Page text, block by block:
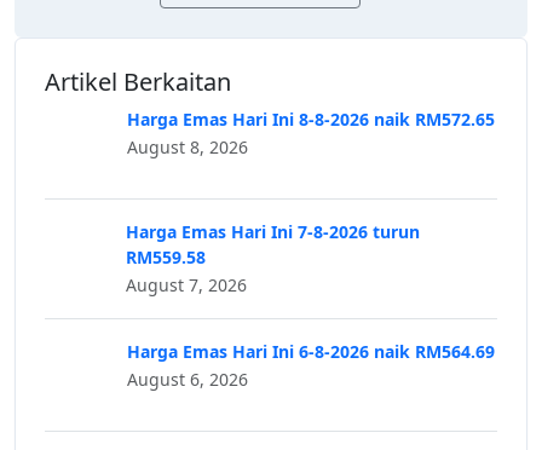
Artikel Berkaitan
Harga Emas Hari Ini 8-8-2026 naik RM572.65
August 8, 2026
Harga Emas Hari Ini 7-8-2026 turun
RM559.58
August 7, 2026
Harga Emas Hari Ini 6-8-2026 naik RM564.69
August 6, 2026